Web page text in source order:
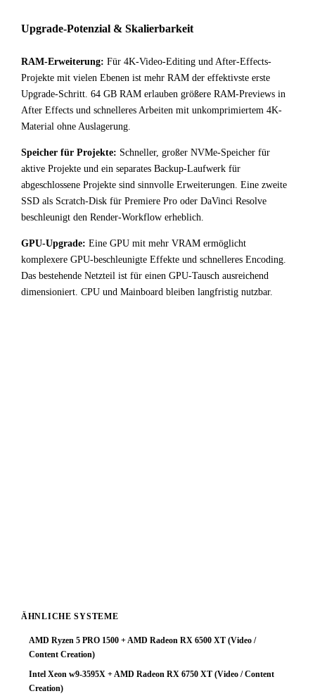
Upgrade-Potenzial & Skalierbarkeit
RAM-Erweiterung: Für 4K-Video-Editing und After-Effects-
Projekte mit vielen Ebenen ist mehr RAM der effektivste erste
Upgrade-Schritt. 64 GB RAM erlauben größere RAM-Previews in
After Effects und schnelleres Arbeiten mit unkomprimiertem 4K-
Material ohne Auslagerung.
Speicher für Projekte: Schneller, großer NVMe-Speicher für
aktive Projekte und ein separates Backup-Laufwerk für
abgeschlossene Projekte sind sinnvolle Erweiterungen. Eine zweite
SSD als Scratch-Disk für Premiere Pro oder DaVinci Resolve
beschleunigt den Render-Workflow erheblich.
GPU-Upgrade: Eine GPU mit mehr VRAM ermöglicht
komplexere GPU-beschleunigte Effekte und schnelleres Encoding.
Das bestehende Netzteil ist für einen GPU-Tausch ausreichend
dimensioniert. CPU und Mainboard bleiben langfristig nutzbar.
ÄHNLICHE SYSTEME
AMD Ryzen 5 PRO 1500 + AMD Radeon RX 6500 XT (Video /
Content Creation)
Intel Xeon w9-3595X + AMD Radeon RX 6750 XT (Video / Content
Creation)